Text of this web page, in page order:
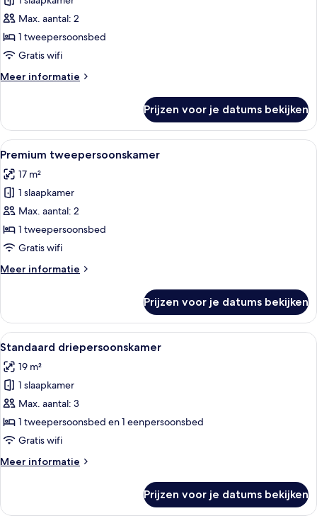
tweepersoonskamer
laden
Max. aantal: 2
1 tweepersoonsbed
Gratis wifi
Meer informatie
Meer
tweepersoonskamer
Prijzen voor je datums bekijken
Alle
foto's
voor
Premium
tweepersoonskamer
laden
Een hotelkamer met een bed, een
5
Premium tweepersoonskamer
17 m²
1 slaapkamer
Max. aantal: 2
1 tweepersoonsbed
Gratis wifi
Meer informatie
Meer
tweepersoonskamer
Prijzen voor je datums bekijken
Alle
foto's
voor
Standaard
driepersoonskamer
laden
Een hotelkamer met een bureau,
7
Standaard driepersoonskamer
19 m²
1 slaapkamer
Max. aantal: 3
1 tweepersoonsbed en 1 eenpersoonsbed
Gratis wifi
Meer informatie
Meer
driepersoonskamer
Prijzen voor je datums bekijken